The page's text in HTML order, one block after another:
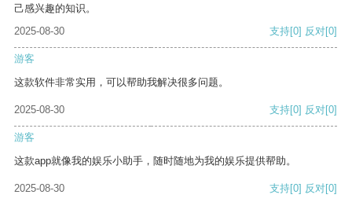
己感兴趣的知识。
2025-08-30
支持[0] 反对[0]
游客
这款软件非常实用，可以帮助我解决很多问题。
2025-08-30 支持[0] 反对[0]
游客
这款app就像我的娱乐小助手，随时随地为我的娱乐提供帮助。
2025-08-30 支持[0] 反对[0]